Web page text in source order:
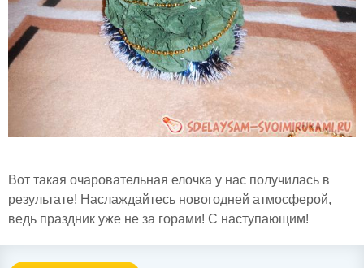
Вот такая очаровательная елочка у нас получилась в
результате! Наслаждайтесь новогодней атмосферой,
ведь праздник уже не за горами! С наступающим!